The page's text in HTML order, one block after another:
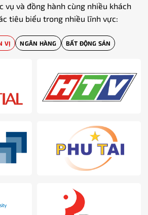
vụ và đồng hành cùng nhiều khách
tiêu biểu trong nhiều lĩnh vực:
VỊ NGÂN HÀNG BẤT ĐỘNG SẢN